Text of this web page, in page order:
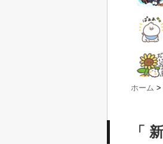
ホーム >
「